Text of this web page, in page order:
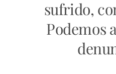
sufrido,
Podemos